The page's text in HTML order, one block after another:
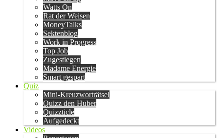
Watts On
Rat der Weisen
MoneyTalks
Sektenblog
Work in Progress
Top Job
Zugestiegen
Madame Energie
Smart gespart
Quiz
Mini-Kreuzworträtsel
Quizz den Huber
Quizzticle
Aufgedeckt
Videos